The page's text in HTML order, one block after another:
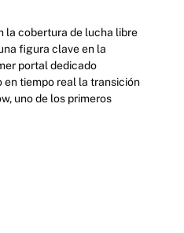
la cobertura de lucha libre
figura clave en la
portal dedicado
en tiempo real la transición
uno de los primeros